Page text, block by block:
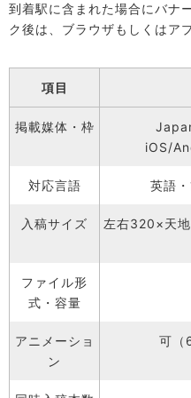
到着駅に含まれた場合にバナ
ク後は、ブラウザもしくはア
項目
掲載媒体・枠
iOS/
対応言語 英語
入稿サイズ
左右320×天
ファイル形
式・容量
アニメーショ
ン
可（